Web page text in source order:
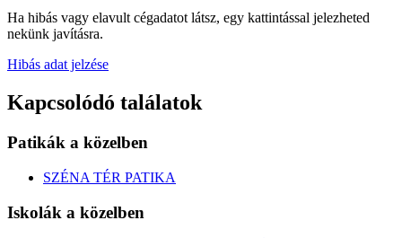
Ha hibás vagy elavult cégadatot látsz, egy kattintással jelezheted
nekünk javításra.
Hibás adat jelzése
Kapcsolódó találatok
Patikák a közelben
SZÉNA TÉR PATIKA
Iskolák a közelben